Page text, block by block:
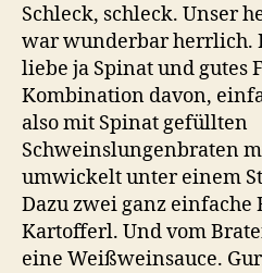
Schleck, schleck. Unser
war wunderbar herrlich.
liebe ja Spinat und gutes
Kombination davon,
also mit Spinat gefüllten
Schweinslungenbraten
umwickelt unter einem
Dazu zwei ganz einfache
Kartofferl. Und vom
eine Weißweinsauce.